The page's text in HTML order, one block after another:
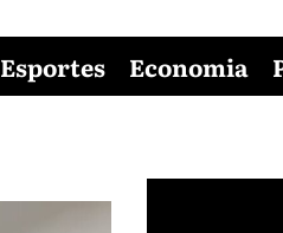
Esportes Economia